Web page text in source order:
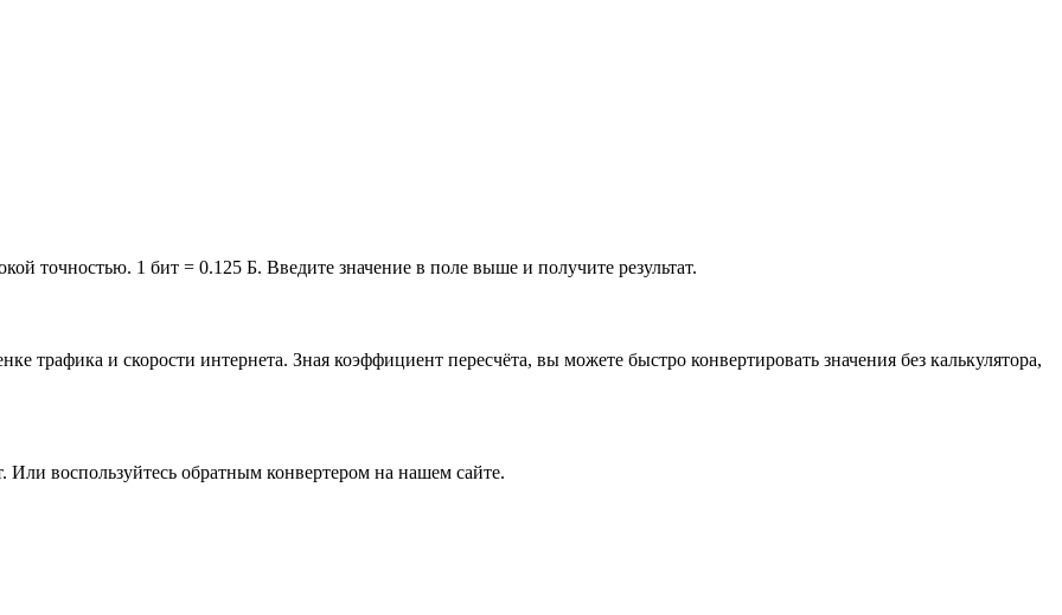
точностью. 1 бит = 0.125 Б. Введите значение в поле выше и получите результат.
трафика и скорости интернета. Зная коэффициент пересчёта, вы можете быстро конвертировать значения без калькулятора,
Или воспользуйтесь обратным конвертером на нашем сайте.